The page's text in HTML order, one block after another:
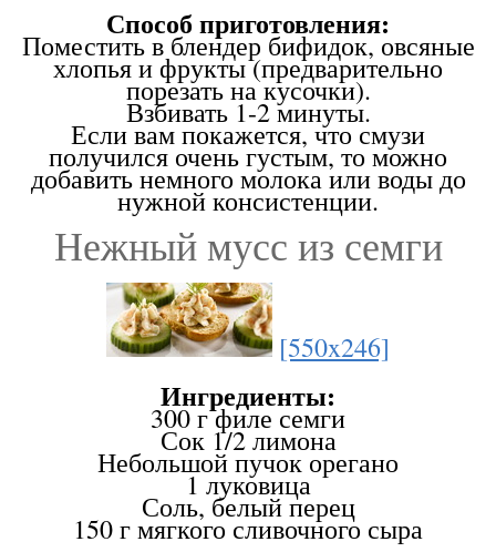
Способ приготовления:
Поместить в блендер бифидок, овсяные
хлопья и фрукты (предварительно
порезать на кусочки).
Взбивать 1-2 минуты.
Если вам покажется, что смузи
получился очень густым, то можно
добавить немного молока или воды до
нужной консистенции.
Нежный мусс из семги
[550x246]
Ингредиенты:
300 г филе семги
Сок 1/2 лимона
Небольшой пучок орегано
1 луковица
Соль, белый перец
150 г мягкого сливочного сыра